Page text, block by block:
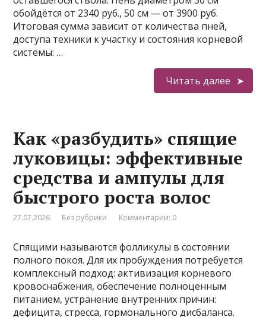
обойдётся от 2340 руб., 50 см — от 3900 руб.
Итоговая сумма зависит от количества пней,
доступа техники к участку и состояния корневой
системы: …
Читать далее
Как «разбудить» спящие
луковицы: эффективные
средства и ампулы для
быстрого роста волос
27.07.2026 Без рубрики Комментарии: 0
Спящими называются фолликулы в состоянии
полного покоя. Для их пробуждения потребуется
комплексный подход: активизация корневого
кровоснабжения, обеспечение полноценным
питанием, устранение внутренних причин:
дефицита, стресса, гормонального дисбаланса.